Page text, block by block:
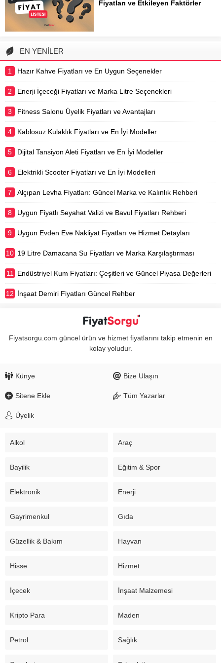
pompaları gibi birçok temel faktöre
Fiyatları ve Etkileyen Faktörler
vergilendirme politikalarına...
EN YENİLER
1 Hazır Kahve Fiyatları ve En Uygun Seçenekler
2 Enerji İçeceği Fiyatları ve Marka Litre Seçenekleri
3 Fitness Salonu Üyelik Fiyatları ve Avantajları
4 Kablosuz Kulaklık Fiyatları ve En İyi Modeller
5 Dijital Tansiyon Aleti Fiyatları ve En İyi Modeller
6 Elektrikli Scooter Fiyatları ve En İyi Modelleri
7 Alçıpan Levha Fiyatları: Güncel Marka ve Kalınlık Rehberi
8 Uygun Fiyatlı Seyahat Valizi ve Bavul Fiyatları Rehberi
9 Uygun Evden Eve Nakliyat Fiyatları ve Hizmet Detayları
10 19 Litre Damacana Su Fiyatları ve Marka Karşılaştırması
11 Endüstriyel Kum Fiyatları: Çeşitleri ve Güncel Piyasa Değerleri
12 İnşaat Demiri Fiyatları Güncel Rehber
Fiyatsorgu.com güncel ürün ve hizmet fiyatlarını takip etmenin en
kolay yoludur.
Künye Bize Ulaşın
Sitene Ekle Tüm Yazarlar
Üyelik
Alkol Araç
Bayilik Eğitim & Spor
Elektronik Enerji
Gayrimenkul Gıda
Güzellik & Bakım Hayvan
Hisse Hizmet
İçecek İnşaat Malzemesi
Kripto Para Maden
Petrol Sağlık